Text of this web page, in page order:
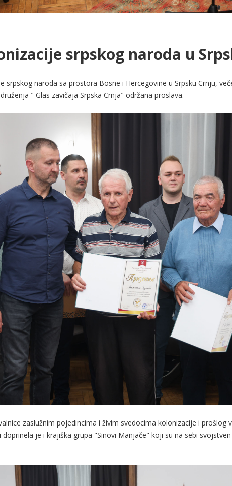
srpskog naroda u
srpskog naroda sa prostora Bosne i Hercegovine u Srpsku Crnju,
" Glas zavičaja Srpska Crnja" održana proslava.
zaslužnim pojedincima i živim svedocima kolonizacije i prošlog
je i krajiška grupa "Sinovi Manjače" koji su na sebi